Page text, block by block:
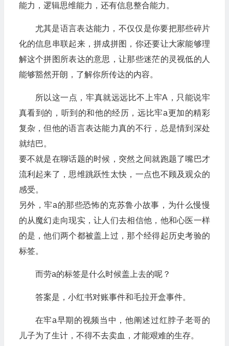
能力，逻辑思维能力，还有信息整合能力。
尤其是语言表达能力，不仅仅是你要把那些碎片
化的信息串联起来，拼成拼图，你还要让大家能够理
解这个拼图所表达的意思，让那些迷茫的灵视低的人
能够豁然开朗，了解你所传达的内容。
所以这一点，牢真就远远比不上牢A，只能说牢
真看到的，听到的和他的经历，远比牢a更加的精彩
复杂，但他的语言表达能力真的不行，总是情到深处
就结巴。
要不就是在聊话题的时候，突然之间就跑题了嘴巴才
流利起来了，思维跳跃性太快，一点也不顾及观众的
感受。
另外，牢a的那些恐怖的克苏鲁小故事，为什么慢慢
的从魔幻走向现实，让人们去相信他，他和心医一样
的是，他们两个都被盖上过，那个经得起历史考验的
标签。
而劳a的标签是什么时候盖上去的呢？
答案是，小红书对账事件和毛拉开盒事件。
在牢a早期的视频当中，他阐述过红脖子老哥的
儿子为了生计，不得不去卖血，才能艰难的生存。